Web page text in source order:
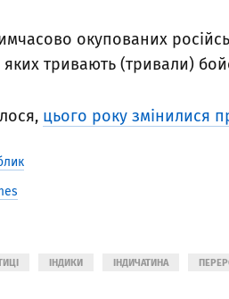
окупованих
тривають (тривали)
цього року змінилися
ІНДИКИ ІНДИЧАТИНА